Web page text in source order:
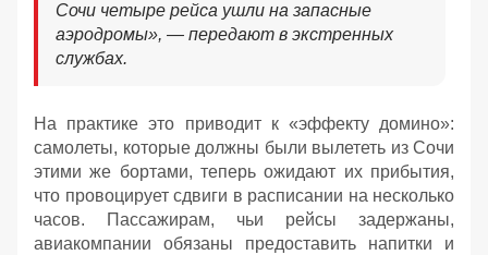
Сочи четыре рейса ушли на запасные
аэродромы», — передают в экстренных
службах.
На практике это приводит к «эффекту домино»:
самолеты, которые должны были вылететь из Сочи
этими же бортами, теперь ожидают их прибытия,
что провоцирует сдвиги в расписании на несколько
часов. Пассажирам, чьи рейсы задержаны,
авиакомпании обязаны предоставить напитки и